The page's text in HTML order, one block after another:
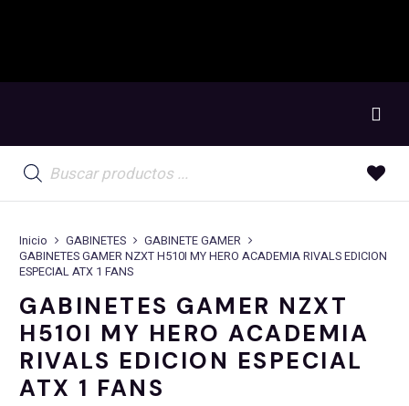
de
productos
Inicio GABINETES
GABINETE GAMER
GABINETES GAMER NZXT H510I MY HERO ACADEMIA RIVALS EDICION
ESPECIAL ATX 1 FANS
GABINETES GAMER NZXT
H510I MY HERO ACADEMIA
RIVALS EDICION ESPECIAL
ATX 1 FANS